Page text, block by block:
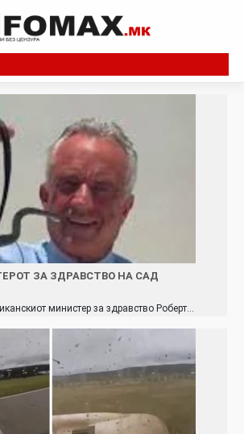
ЗА ЗДРАВСТВО НА САД
министер за здравство Роберт…